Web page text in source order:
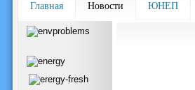
Главная Новости ЮНЕП